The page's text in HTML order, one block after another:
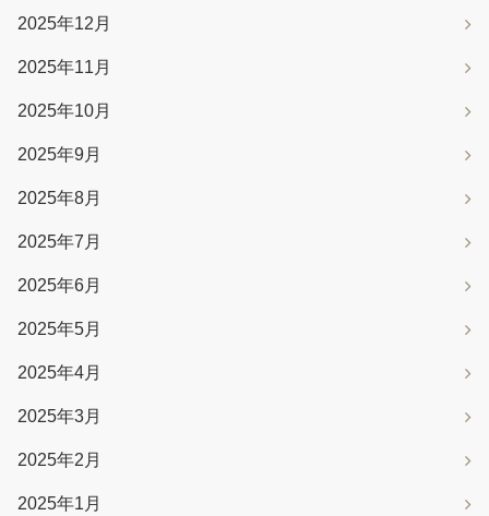
2025年12月
2025年11月
2025年10月
2025年9月
2025年8月
2025年7月
2025年6月
2025年5月
2025年4月
2025年3月
2025年2月
2025年1月